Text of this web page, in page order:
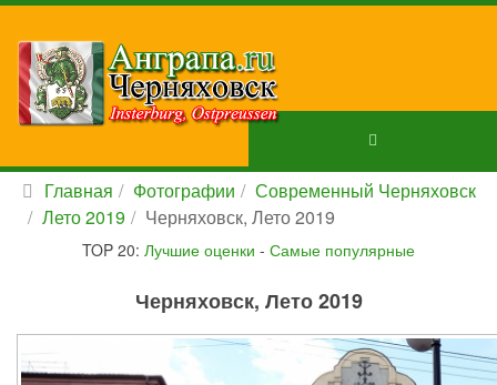
Главная Фотографии
Современный Черняховск
Лето 2019
Черняховск, Лето 2019
TOP 20: Лучшие оценки - Самые популярные
Черняховск, Лето 2019